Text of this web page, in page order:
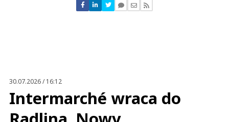
Nie znaleziono komentarzy
Zostaw swoje komentarze
30.07.2026 / 16:12
Intermarché wraca do